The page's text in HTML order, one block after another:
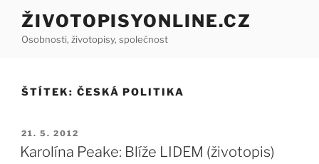
Přejít
obsahu
ŽIVOTOPISYONLINE.CZ
Osobnosti, životopisy, společnost
ŠTÍTEK: ČESKÁ POLITIKA
PUBLIKOVÁNO
21. 5. 2012
Karolína Peake: Blíže LIDEM (životopis)